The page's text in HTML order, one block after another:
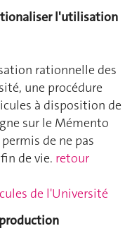
l'utilisation
rationnelle des
une procédure
à disposition de
sur le Mémento
de ne pas
de vie. retour
de l'Université